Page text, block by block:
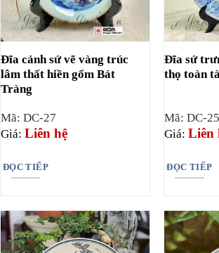
Đĩa cảnh sứ vẽ vàng trúc
lâm thất hiền gốm Bát
Tràng
Mã: DC-27
Giá: Liên hệ
ĐỌC TIẾP
Đĩa sứ
thọ toàn
Mã: DC-25
Giá:Liên
ĐỌC TIẾP